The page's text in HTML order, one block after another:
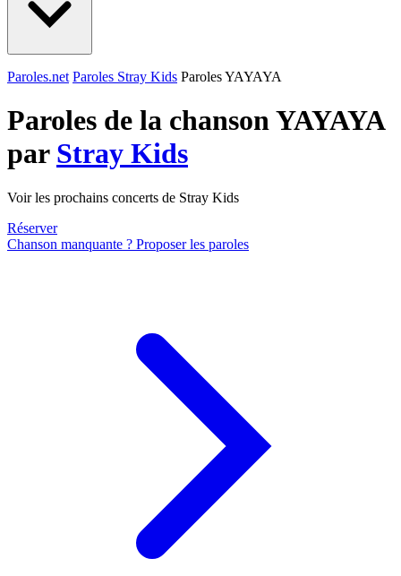
Paroles.net Paroles Stray Kids Paroles YAYAYA
Paroles de la chanson YAYAYA
par Stray Kids
Voir les prochains concerts de Stray Kids
Réserver
Chanson manquante ? Proposer les paroles